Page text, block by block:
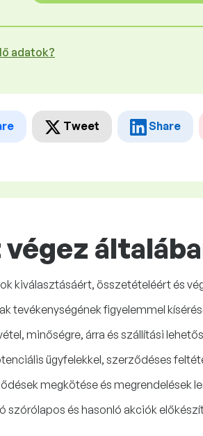
adatok?
Tweet Share
kiválasztásáért, összetételéért és
tevékenységének figyelemmel
minőségre, árra és szállítási
ügyfelekkel, szerződéses
megkötése és megrendelések
szórólapos és hasonló akciók